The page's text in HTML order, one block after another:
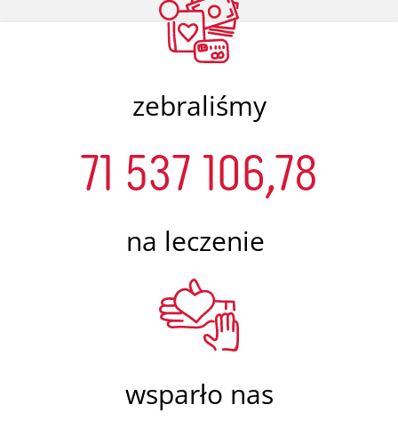
zebraliśmy
71 537 106,78
na leczenie
wsparło nas